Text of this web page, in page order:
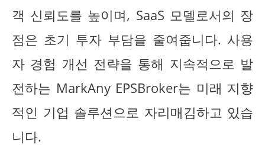
객 신뢰도를 높이며, SaaS 모델로서의 장
점은 초기 투자 부담을 줄여줍니다. 사용
자 경험 개선 전략을 통해 지속적으로 발
전하는 MarkAny EPSBroker는 미래 지향
적인 기업 솔루션으로 자리매김하고 있습
니다.